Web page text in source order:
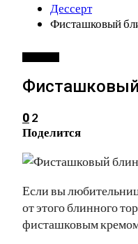
Дессерт
Фисташковый
0 2
Поделится
Если вы
от этого блинного
фисташковым